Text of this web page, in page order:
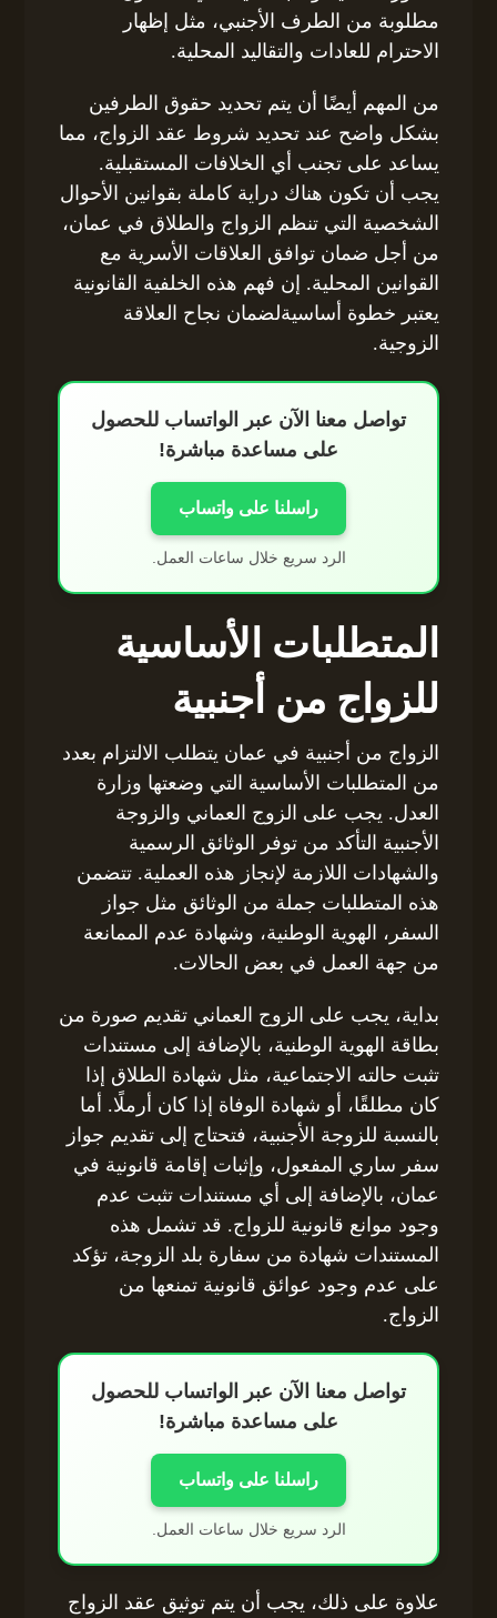
مطلوبة من الطرف الأجنبي، مثل إظهار
الاحترام للعادات والتقاليد المحلية.
من المهم أيضًا أن يتم تحديد حقوق الطرفين
بشكل واضح عند تحديد شروط عقد الزواج، مما
يساعد على تجنب أي الخلافات المستقبلية.
يجب أن تكون هناك دراية كاملة بقوانين الأحوال
الشخصية التي تنظم الزواج والطلاق في عمان،
من أجل ضمان توافق العلاقات الأسرية مع
القوانين المحلية. إن فهم هذه الخلفية القانونية
يعتبر خطوة أساسيةلضمان نجاح العلاقة
الزوجية.
تواصل معنا الآن عبر الواتساب للحصول
على مساعدة مباشرة!
راسلنا على واتساب
الرد سريع خلال ساعات العمل.
المتطلبات الأساسية
للزواج من أجنبية
الزواج من أجنبية في عمان يتطلب الالتزام بعدد
من المتطلبات الأساسية التي وضعتها وزارة
العدل. يجب على الزوج العماني والزوجة
الأجنبية التأكد من توفر الوثائق الرسمية
والشهادات اللازمة لإنجاز هذه العملية. تتضمن
هذه المتطلبات جملة من الوثائق مثل جواز
السفر، الهوية الوطنية، وشهادة عدم الممانعة
من جهة العمل في بعض الحالات.
بداية، يجب على الزوج العماني تقديم صورة من
بطاقة الهوية الوطنية، بالإضافة إلى مستندات
تثبت حالته الاجتماعية، مثل شهادة الطلاق إذا
كان مطلقًا، أو شهادة الوفاة إذا كان أرملًا. أما
بالنسبة للزوجة الأجنبية، فتحتاج إلى تقديم جواز
سفر ساري المفعول، وإثبات إقامة قانونية في
عمان، بالإضافة إلى أي مستندات تثبت عدم
وجود موانع قانونية للزواج. قد تشمل هذه
المستندات شهادة من سفارة بلد الزوجة، تؤكد
على عدم وجود عوائق قانونية تمنعها من
الزواج.
تواصل معنا الآن عبر الواتساب للحصول
على مساعدة مباشرة!
راسلنا على واتساب
الرد سريع خلال ساعات العمل.
علاوة على ذلك، يجب أن يتم توثيق عقد الزواج